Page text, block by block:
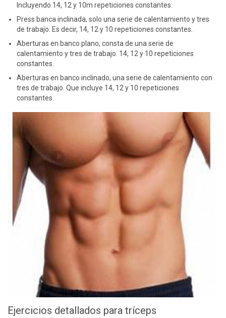
Incluyendo 14, 12 y 10m repeticiones constantes.
Press banca inclinada, solo una serie de calentamiento y tres
de trabajo. Es decir, 14, 12 y 10 repeticiones constantes.
Aberturas en banco plano, consta de una serie de
calentamiento y tres de trabajo. 14, 12 y 10 repeticiones
constantes.
Aberturas en banco inclinado, una serie de calentamiento con
tres de trabajo. Que incluye 14, 12 y 10 repeticiones
constantes.
Ejercicios detallados para tríceps